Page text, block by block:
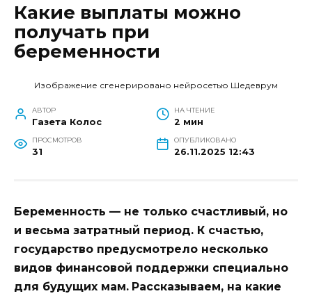
Какие выплаты можно
получать при
беременности
Изображение сгенерировано нейросетью Шедеврум
АВТОР
Газета Колос
НА ЧТЕНИЕ
2 мин
ПРОСМОТРОВ
31
ОПУБЛИКОВАНО
26.11.2025 12:43
Беременность — не только счастливый, но
и весьма затратный период. К счастью,
государство предусмотрело несколько
видов финансовой поддержки специально
для будущих мам. Рассказываем, на какие